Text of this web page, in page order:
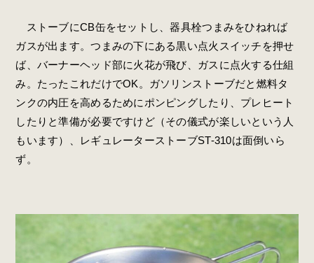
ストーブにCB缶をセットし、器具栓つまみをひねれば
ガスが出ます。つまみの下にある黒い点火スイッチを押せ
ば、バーナーヘッド部に火花が飛び、ガスに点火する仕組
み。たったこれだけでOK。ガソリンストーブだと燃料タ
ンクの内圧を高めるためにポンピングしたり、プレヒート
したりと準備が必要ですけど（その儀式が楽しいという人
もいます）、レギュレーターストーブST-310は面倒いら
ず。